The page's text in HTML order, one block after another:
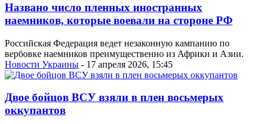
Названо число пленных иностранных
наемников, которые воевали на стороне РФ
Российская Федерация ведет незаконную кампанию по
вербовке наемников преимущественно из Африки и Азии.
Новости Украины - 17 апреля 2026, 15:45
Двое бойцов ВСУ взяли в плен восьмерых
оккупантов